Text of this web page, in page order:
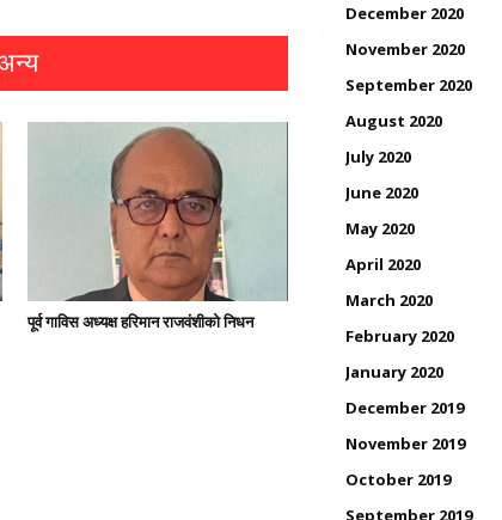
पूर्व गाविस अध्यक्ष हरिमान राजवंशीको निधन
December 2020
November 2020
September 2020
August 2020
July 2020
June 2020
May 2020
April 2020
March 2020
February 2020
January 2020
December 2019
November 2019
October 2019
September 2019